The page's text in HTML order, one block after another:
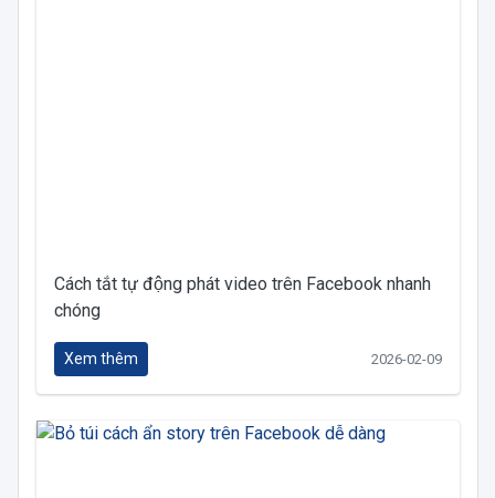
Cách tắt tự động phát video trên Facebook nhanh
chóng
Xem thêm 2026-02-09